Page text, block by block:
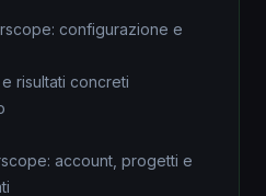
configurazione e
risultati concreti
account, progetti e